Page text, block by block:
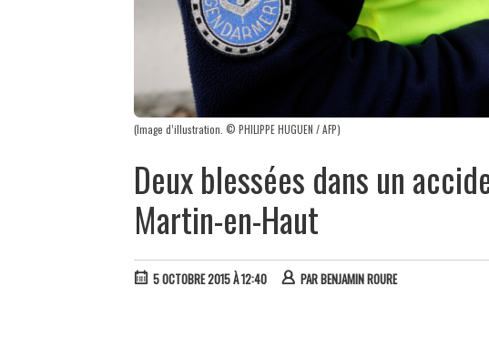
(Image d’illustration. © PHILIPPE HUGUEN / AFP)
Deux blessées dans un
Martin-en-Haut
5 OCTOBRE 2015 À 12:40 PARBENJAMIN ROURE